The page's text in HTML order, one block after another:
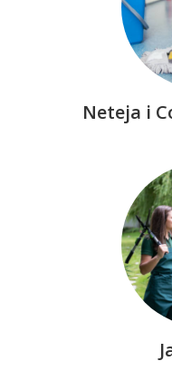
Neteja i